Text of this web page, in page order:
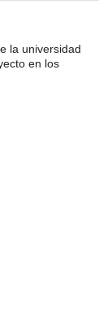
la universidad
en los